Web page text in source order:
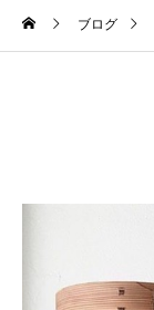
ブログ